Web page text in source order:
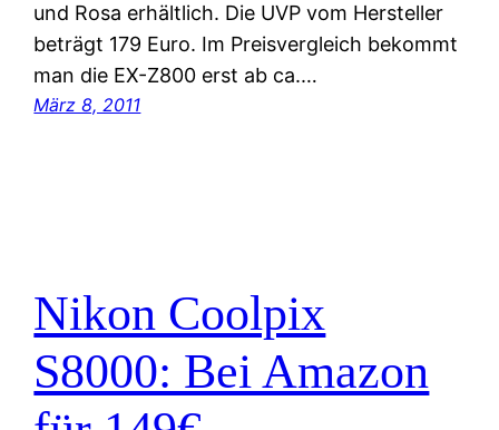
und Rosa erhältlich. Die UVP vom Hersteller
beträgt 179 Euro. Im Preisvergleich bekommt
man die EX-Z800 erst ab ca.…
März 8, 2011
Nikon Coolpix
S8000: Bei Amazon